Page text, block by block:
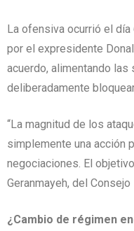
La ofensiva ocurrió el
por el expresidente
acuerdo, alimentando
deliberadamente
“La magnitud de los
simplemente una acción
negociaciones. El
Geranmayeh, del
¿Cambio de régimen